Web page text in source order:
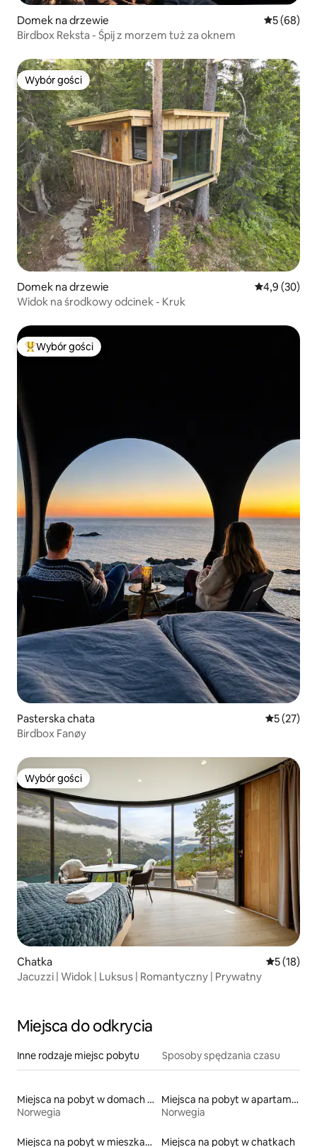
Domek na drzewie Średnia
5 (68)
Birdbox Reksta - Śpij z morzem tuż za oknem
Wybór gości
Wybór gości
Domek na drzewie Średnia
4,9 (30)
Widok na środkowy odcinek - Kruk
Najpopularniejsze z kategorii Wybór gości
Wybór gości
Pasterska chata Średnia
5 (27)
Birdbox Fanøy
Wybór gości
Wybór gości
Chatka Średnia
5 (18)
Jacuzzi | Widok | Luksus | Romantyczny | Prywatny
Miejsca do odkrycia
Inne rodzaje miejsc pobytu Sposoby spędzania czasu
Miejsca na pobyt w domach kopułowych
Norwegia
Miejsca na pobyt w apartamentach z obsługą
Norwegia
Miejsca na pobyt w mieszkaniach
Miejsca na pobyt w chatkach